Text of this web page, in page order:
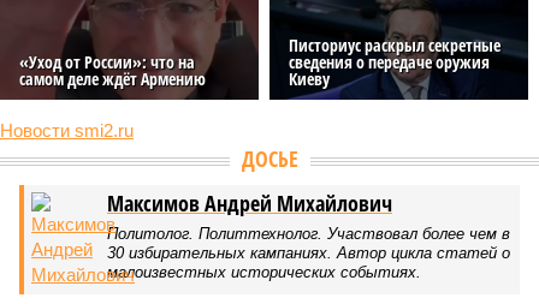
«Уход от России»: что на
самом деле ждёт Армению
Писториус раскрыл секретные
сведения о передаче оружия
Киеву
Новости smi2.ru
ДОСЬЕ
Максимов Андрей Михайлович
Политолог. Политтехнолог. Участвовал более чем в
30 избирательных кампаниях. Автор цикла статей о
малоизвестных исторических событиях.